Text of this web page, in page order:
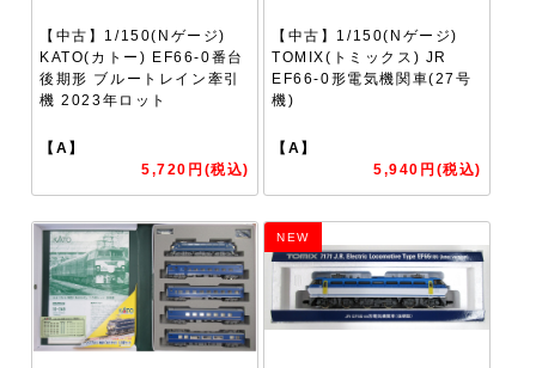
【中古】1/150(Nゲージ)
KATO(カトー) EF66-0番台
後期形 ブルートレイン牽引
機 2023年ロット
【A】
5,720円(税込)
【中古】1/150(Nゲージ)
TOMIX(トミックス) JR
EF66-0形電気機関車(27号
機)
【A】
5,940円(税込)
NEW